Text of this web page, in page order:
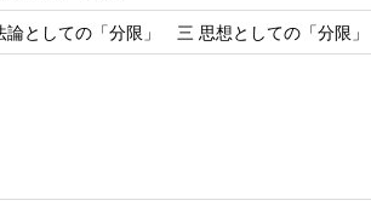
としての「分限」 三 思想としての「分限